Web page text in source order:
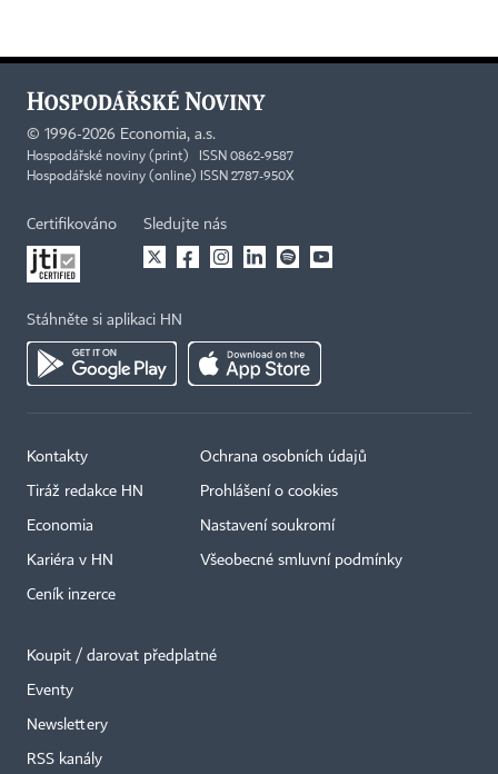
© 1996-2026 Economia, a.s.
Hospodářské noviny (print) ISSN 0862-9587
Hospodářské noviny (online) ISSN 2787-950X
Certifikováno Sledujte nás
Stáhněte si aplikaci HN
Kontakty
Tiráž redakce HN
Economia
Kariéra v HN
Ceník inzerce
Ochrana osobních údajů
Prohlášení o cookies
Nastavení soukromí
Všeobecné smluvní podmínky
Koupit / darovat předplatné
Eventy
Newslettery
RSS kanály